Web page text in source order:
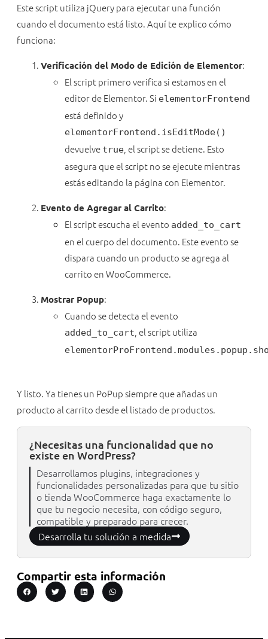
Este script utiliza jQuery para ejecutar una función
cuando el documento está listo. Aquí te explico cómo
funciona:
Verificación del Modo de Edición de Elementor:
El script primero verifica si estamos en el
editor de Elementor. Si elementorFrontend
está definido y
elementorFrontend.isEditMode()
devuelve true, el script se detiene. Esto
asegura que el script no se ejecute mientras
estás editando la página con Elementor.
Evento de Agregar al Carrito:
El script escucha el evento added_to_cart
en el cuerpo del documento. Este evento se
dispara cuando un producto se agrega al
carrito en WooCommerce.
Mostrar Popup:
Cuando se detecta el evento
added_to_cart, el script utiliza
Y listo. Ya tienes un PoPup siempre que añadas un
producto al carrito desde el listado de productos.
¿Necesitas una funcionalidad que no
existe en WordPress?
Desarrollamos plugins, integraciones y
funcionalidades personalizadas para que tu sitio
o tienda WooCommerce haga exactamente lo
que tu negocio necesita, con código seguro,
compatible y preparado para crecer.
Desarrolla tu solución a medida
Compartir esta información